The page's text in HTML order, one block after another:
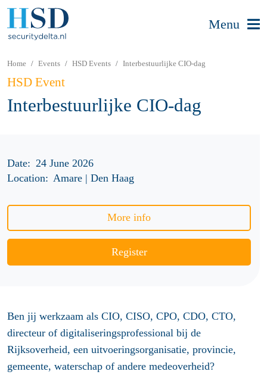
Menu
Home Events HSD Events Interbestuurlijke CIO-dag
HSD Event
Interbestuurlijke CIO-dag
Date: 24 June 2026
Location: Amare | Den Haag
More info
Register
Ben jij werkzaam als CIO, CISO, CPO, CDO, CTO,
directeur of digitaliseringsprofessional bij de
Rijksoverheid, een uitvoeringsorganisatie, provincie,
gemeente, waterschap of andere medeoverheid?